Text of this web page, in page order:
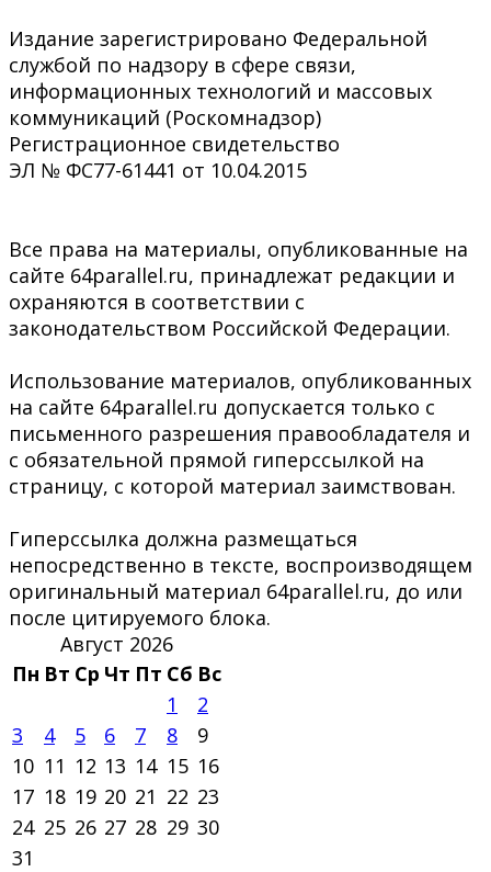
Издание зарегистрировано Федеральной
службой по надзору в сфере связи,
информационных технологий и массовых
коммуникаций (Роскомнадзор)
Регистрационное свидетельство
ЭЛ № ФС77-61441 от 10.04.2015
Все права на материалы, опубликованные на
сайте 64parallel.ru, принадлежат редакции и
охраняются в соответствии с
законодательством Российской Федерации.
Использование материалов, опубликованных
на сайте 64parallel.ru допускается только с
письменного разрешения правообладателя и
с обязательной прямой гиперссылкой на
страницу, с которой материал заимствован.
Гиперссылка должна размещаться
непосредственно в тексте, воспроизводящем
оригинальный материал 64parallel.ru, до или
после цитируемого блока.
Август 2026
Пн Вт Ср Чт Пт Сб Вс
1
2
3
4 5 6 7 8
9
10 11 12 13 14 15 16
17 18 19 20 21 22 23
24 25 26 27 28 29 30
31